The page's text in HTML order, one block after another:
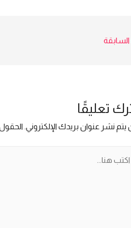
01016115966
السابقة
تعليقًا
يتم نشر عنوان بريدك الإلكتروني. الحقول